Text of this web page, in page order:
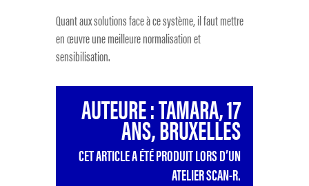
Quant aux solutions face à ce système, il faut mettre
en œuvre une meilleure normalisation et
sensibilisation.
AUTEURE : TAMARA, 17
ANS, BRUXELLES
CET ARTICLE A ÉTÉ PRODUIT LORS D’UN
ATELIER SCAN-R.